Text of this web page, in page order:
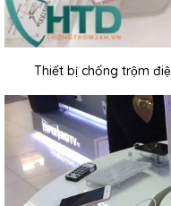
Thiết bị chống trộm